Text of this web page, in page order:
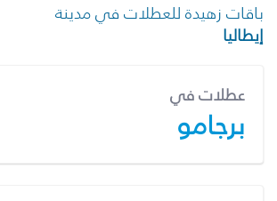
باقات زهيدة للعطلات في مدينة
إيطاليا
عطلات في
برجامو